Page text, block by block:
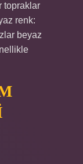
topraklar
renk:
beyaz